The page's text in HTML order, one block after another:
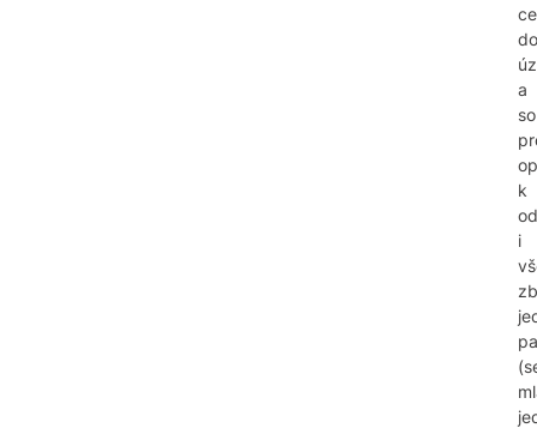
a
k
i